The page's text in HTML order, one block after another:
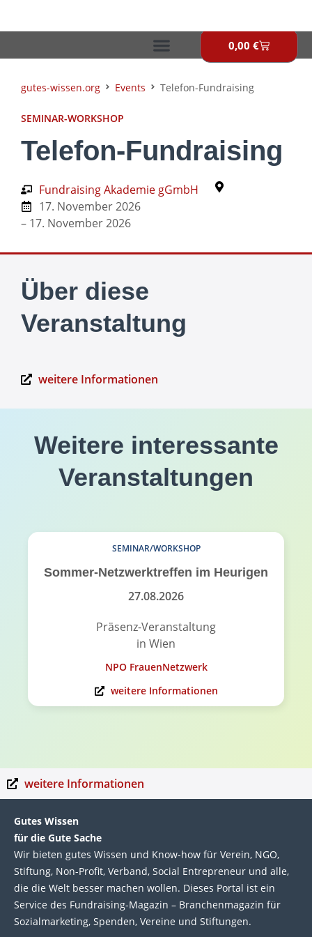
0,00 €
gutes-wissen.org Events Telefon-Fundraising
SEMINAR-WORKSHOP
Telefon-Fundraising
Fundraising Akademie gGmbH
17. November 2026
– 17. November 2026
Über diese
Veranstaltung
weitere Informationen
Weitere interessante
Veranstaltungen
SEMINAR/WORKSHOP
Sommer-Netzwerktreffen im Heurigen
27.08.2026
Präsenz-Veranstaltung
in Wien
NPO FrauenNetzwerk
weitere Informationen
weitere Informationen
Gutes Wissen
für die Gute Sache
Wir bie­ten gutes Wis­sen und Know-how für Ver­ein, NGO,
Stif­tung, Non-Profit, Ver­band, Social Entre­pre­neur und alle,
die die Welt bes­ser machen wol­len. Die­ses Por­tal ist ein
Service des Fund­raising-Magazin – Bran­chen­magazin für
Sozial­marke­ting, Spen­den, Ver­eine und Stif­tun­gen.